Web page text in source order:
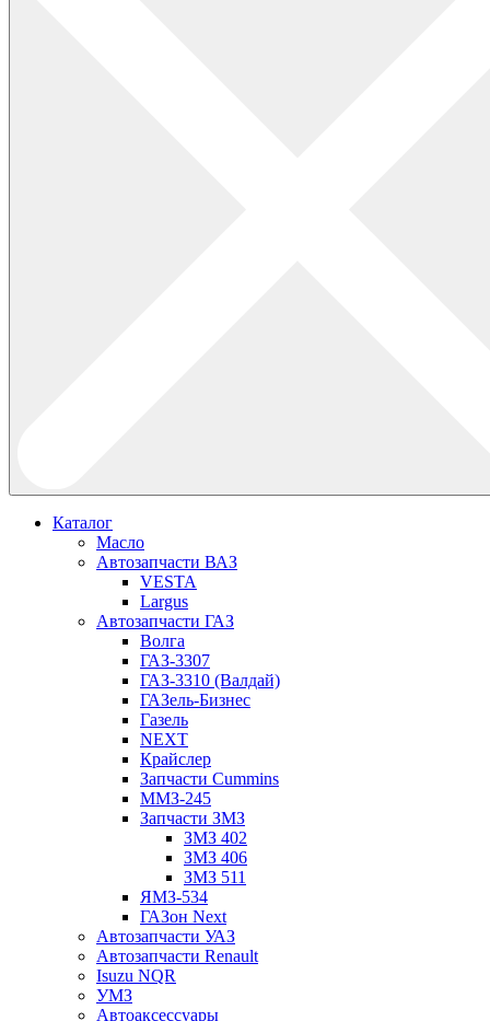
Каталог
Масло
Автозапчасти ВАЗ
VESTA
Largus
Автозапчасти ГАЗ
Волга
ГАЗ-3307
ГАЗ-3310 (Валдай)
ГАЗель-Бизнес
Газель
NEXT
Крайслер
Запчасти Cummins
ММЗ-245
Запчасти ЗМЗ
ЗМЗ 402
ЗМЗ 406
ЗМЗ 511
ЯМЗ-534
ГАЗон Next
Автозапчасти УАЗ
Автозапчасти Renault
Isuzu NQR
УМЗ
Автоаксессуары